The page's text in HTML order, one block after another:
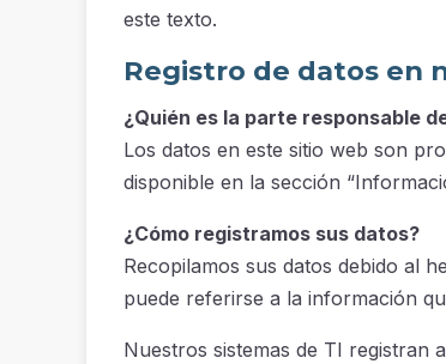
este texto.
Registro de datos en
¿Quién es la parte responsable
Los datos en este sitio web son
disponible en la sección
¿Cómo registramos sus datos?
Recopilamos sus datos debido al
puede referirse a la información
Nuestros sistemas de TI registran